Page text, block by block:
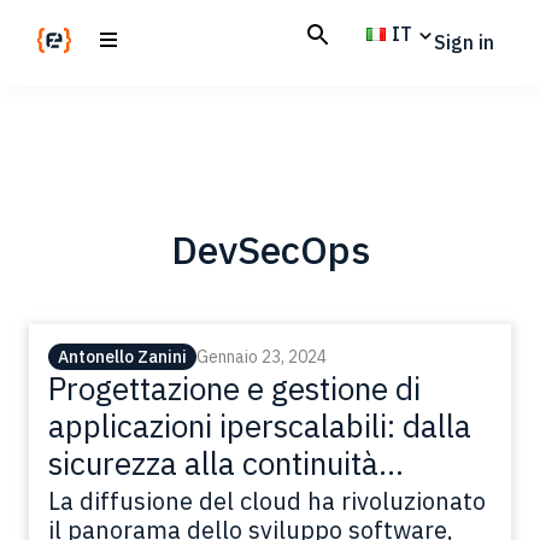
IT Sign in
DevSecOps
Antonello Zanini Gennaio 23, 2024
Progettazione e gestione di
applicazioni iperscalabili: dalla
sicurezza alla continuità
aziendale
La diffusione del cloud ha rivoluzionato
il panorama dello sviluppo software,